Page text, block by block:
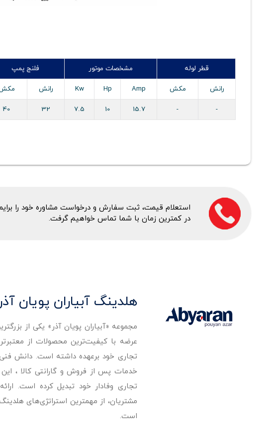
قطر لوله مشخصات موتور
فلنج پمپ
رانش
مکش Amp
Hp
Kw رانش
-
-
15.7
10
7.5
32
40
استعلام قیمت، ثبت سفارش و درخواست مشاوره خود را
در کمترین زمان با شما تماس خواهیم گرفت.
هلدینگ آبیاران پویان آذر
مجموعه «آبیاران پویان آذر» یکی از
تجاری خود برعهده داشته است. دانش فنی
خدمات پس از فروش و گارانتی کالا ، این
تجاری وفادار خود تبدیل کرده است.
مشتریان، از مهمترین استراتژی‌های
است.